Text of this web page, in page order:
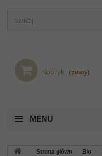
Koszyk (pusty)
MENU
Strona główna Blog